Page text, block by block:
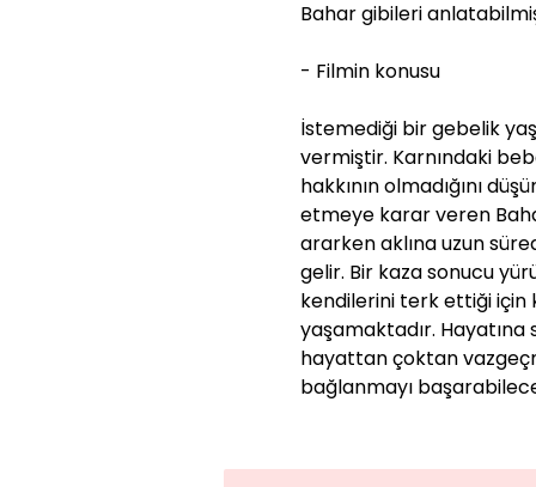
Bahar gibileri
- Filmin konusu
İstemediği bir gebelik
vermiştir. Karnındaki
hakkının olmadığını
etmeye karar veren
ararken aklına uzun
gelir. Bir kaza sonucu
kendilerini terk ettiği için
yaşamaktadır.
hayattan çoktan
bağlanmayı